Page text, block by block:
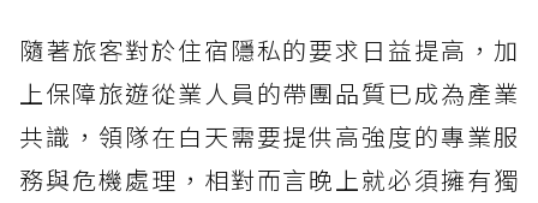
隨著旅客對於住宿隱私的要求日益提高，加
上保障旅遊從業人員的帶團品質已成為產業
共識，領隊在白天需要提供高強度的專業服
務與危機處理，相對而言晚上就必須擁有獨